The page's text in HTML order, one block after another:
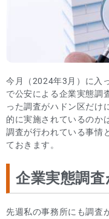
今月（2024年3月）に入
で公安による企業実態調
った調査がハドン区だけ
的に実施されているのか
調査が行われている事情
ておきます。
企業実態調
先週私の事務所にも調査